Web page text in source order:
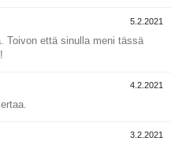
5.2.2021
Toivon että sinulla meni tässä
4.2.2021
3.2.2021